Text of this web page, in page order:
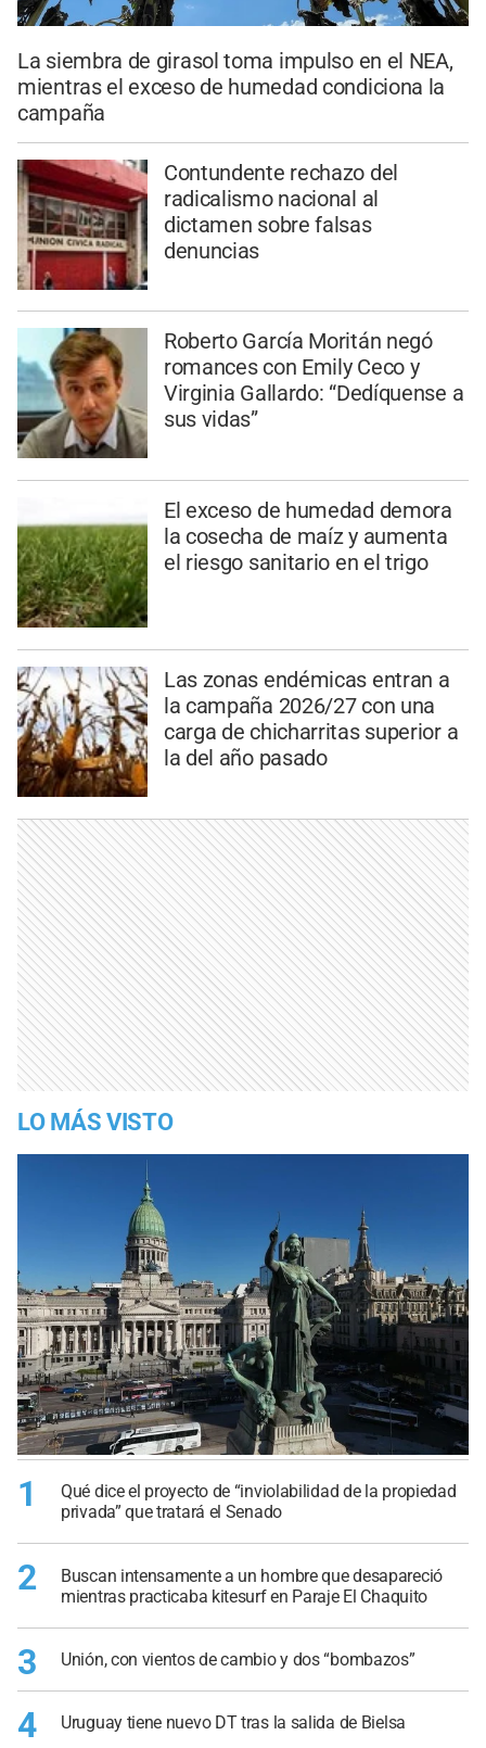
La siembra de girasol toma impulso en el NEA,
mientras el exceso de humedad condiciona la
campaña
Contundente rechazo del
radicalismo nacional al
dictamen sobre falsas
denuncias
Roberto García Moritán negó
romances con Emily Ceco y
Virginia Gallardo: “Dedíquense a
sus vidas”
El exceso de humedad demora
la cosecha de maíz y aumenta
el riesgo sanitario en el trigo
Las zonas endémicas entran a
la campaña 2026/27 con una
carga de chicharritas superior a
la del año pasado
LO MÁS VISTO
1
Qué dice el proyecto de “inviolabilidad de la propiedad
privada” que tratará el Senado
2
Buscan intensamente a un hombre que desapareció
mientras practicaba kitesurf en Paraje El Chaquito
3 Unión, con vientos de cambio y dos “bombazos”
4 Uruguay tiene nuevo DT tras la salida de Bielsa